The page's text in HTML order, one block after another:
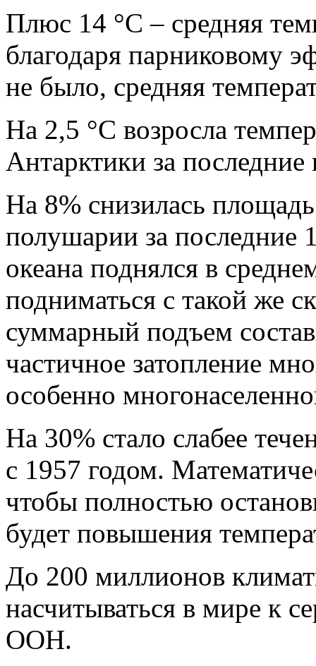
Плюс 14 °C – средняя
благодаря парниковому
не было, средняя
На 2,5 °C возросла
Антарктики за последние
На 8% снизилась
полушарии за последние
океана поднялся в
подниматься с такой же
суммарный подъем
частичное затопление
особенно
На 30% стало слабее
с 1957 годом.
чтобы полностью
будет повышения
До 200 миллионов
насчитываться в мире к
ООН.